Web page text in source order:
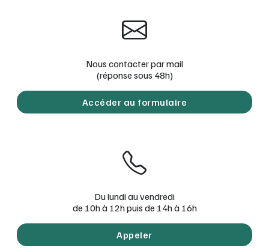
Nous contacter par mail
(réponse sous 48h)
Accéder au formulaire
Du lundi au vendredi
de 10h à 12h puis de 14h à 16h
Appeler